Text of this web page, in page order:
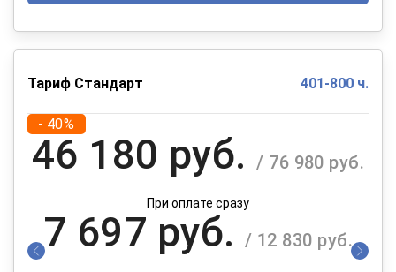
Тариф Стандарт 401-800 ч.
- 40%
46 180 руб. / 76 980 руб.
При оплате сразу
7 697 руб. / 12 830 руб.